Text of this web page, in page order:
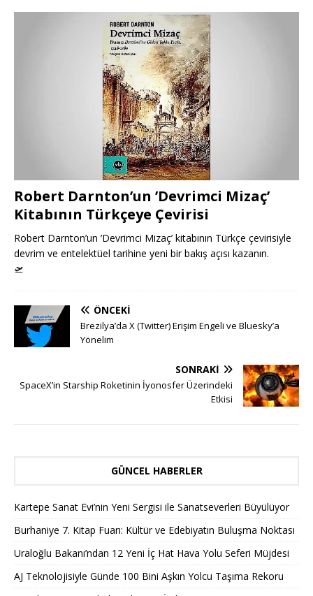
Robert Darnton’un ’Devrimci Mizaç’
Kitabının Türkçeye Çevirisi
Robert Darnton’un ’Devrimci Mizaç’ kitabının Türkçe çevirisiyle
devrim ve entelektüel tarihine yeni bir bakış açısı kazanın.
🛫
ÖNCEKI
Brezilya’da X (Twitter) Erişim Engeli ve Bluesky’a
Yönelim
SONRAKI
SpaceX’in Starship Roketinin İyonosfer Üzerindeki
Etkisi
GÜNCEL HABERLER
Kartepe Sanat Evi’nin Yeni Sergisi ile Sanatseverleri Büyülüyor
Burhaniye 7. Kitap Fuarı: Kültür ve Edebiyatın Buluşma Noktası
Uraloğlu Bakanı’ndan 12 Yeni İç Hat Hava Yolu Seferi Müjdesi
AJ Teknolojisiyle Günde 100 Bini Aşkın Yolcu Taşıma Rekoru